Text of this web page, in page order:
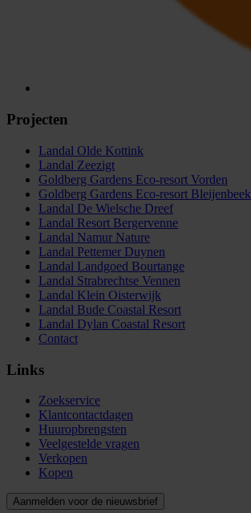
Projecten
Landal Olde Kottink
Landal Zeezigt
Goldberg Gardens Eco-resort Vorden
Goldberg Gardens Eco-resort Bleijenbeek
Landal De Wielsche Dreef
Landal Resort Bergervenne
Landal Namur Nature
Landal Pettemer Duynen
Landal Landgoed Bourtange
Landal Strabrechtse Vennen
Landal Klein Oisterwijk
Landal Bude Coastal Resort
Landal Dylan Coastal Resort
Contact
Links
Zoekservice
Klantcontactdagen
Huuropbrengsten
Veelgestelde vragen
Verkopen
Kopen
Aanmelden voor de nieuwsbrief